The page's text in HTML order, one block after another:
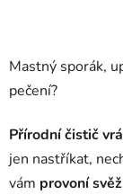
Mastný sporák,
pečení?
Přírodní čistič
jen nastříkat,
vám provoní